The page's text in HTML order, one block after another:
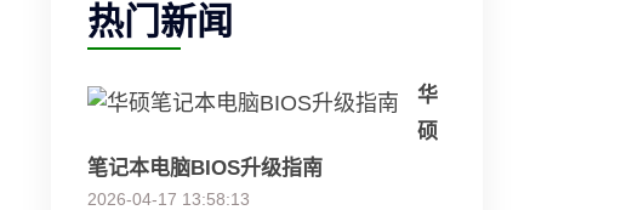
热门新闻
华
硕
笔记本电脑BIOS升级指南
2026-04-17 13:58:13